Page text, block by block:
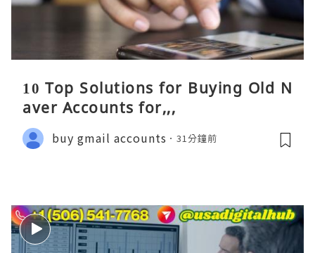
10 Top Solutions for Buying Old N
aver Accounts for,,,
buy gmail accounts 31分鐘前